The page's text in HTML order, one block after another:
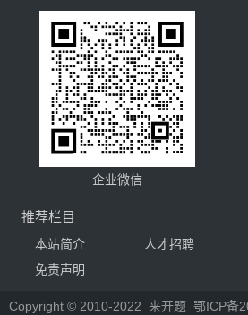
企业微信
推荐栏目
本站简介 人才招聘
免责声明
Copyright © 2010-2022 来开题 鄂ICP备